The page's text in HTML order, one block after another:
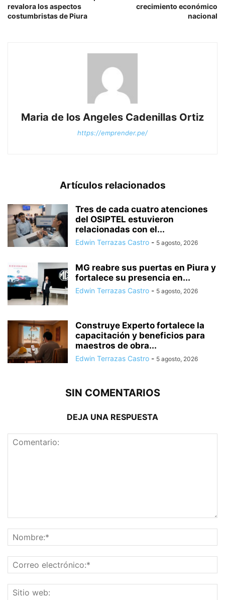
revalora los aspectos
costumbristas de Piura
crecimiento económico
nacional
Maria de los Angeles Cadenillas Ortiz
https://emprender.pe/
Artículos relacionados
Tres de cada cuatro atenciones
del OSIPTEL estuvieron
relacionadas con el...
Edwin Terrazas Castro - 5 agosto, 2026
MG reabre sus puertas en Piura y
fortalece su presencia en...
Edwin Terrazas Castro - 5 agosto, 2026
Construye Experto fortalece la
capacitación y beneficios para
maestros de obra...
Edwin Terrazas Castro - 5 agosto, 2026
SIN COMENTARIOS
DEJA UNA RESPUESTA